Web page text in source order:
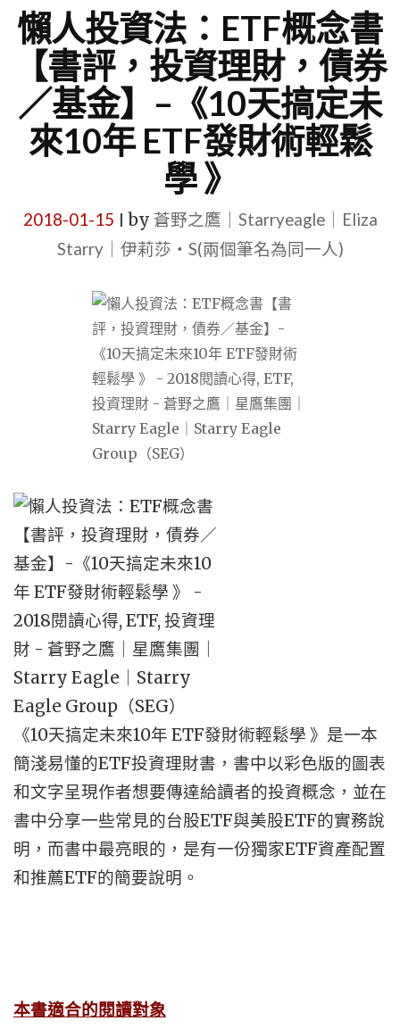
懶人投資法：ETF概念書
【書評，投資理財，債券
／基金】–《10天搞定未
來10年 ETF發財術輕鬆
學 》
2018-01-15 by 蒼野之鷹｜Starryeagle｜Eliza
Starry｜伊莉莎・S(兩個筆名為同一人)
《10天搞定未來10年 ETF發財術輕鬆學 》是一本
簡淺易懂的ETF投資理財書，書中以彩色版的圖表
和文字呈現作者想要傳達給讀者的投資概念，並在
書中分享一些常見的台股ETF與美股ETF的實務說
明，而書中最亮眼的，是有一份獨家ETF資產配置
和推薦ETF的簡要說明。
本書適合的閱讀對象